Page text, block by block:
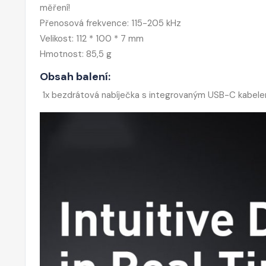
měření!
Přenosová frekvence: 115-205 kHz
Velikost: 112 * 100 * 7 mm
Hmotnost: 85,5 g
Obsah balení:
1x bezdrátová nabíječka s integrovaným USB-C